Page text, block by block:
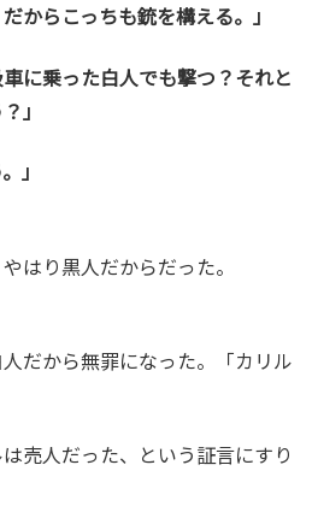
からこっちも銃を構える。」
に乗った白人でも撃つ？それと
」
」
はり黒人だからだった。
だから無罪になった。「カリル
売人だった、という証言にすり